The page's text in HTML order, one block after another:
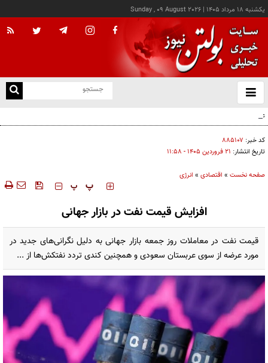
يکشنبه ۱۸ مرداد ۱۴۰۵ |
Sunday , 09 August 2026
باز
و
عامل افزایش قبوض آب و برق برخی مشترکان چه بود؟
کد خبر: ۸۸۵۱۰۷
تاریخ انتشار: ۲۱ فروردين ۱۴۰۵ - ۱۱:۵۸
صفحه نخست » اقتصادی » انرژی
‍‍‍ پ پ
افزایش قیمت نفت در بازار جهانی
قیمت نفت در معاملات روز جمعه بازار جهانی به دلیل نگرانی‌های جدید در
مورد عرضه از سوی عربستان سعودی و همچنین کندی تردد نفتکش‌ها از ...